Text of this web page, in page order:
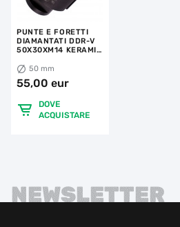
PUNTE E FORETTI
DIAMANTATI DDR-V
50X30XM14 KERAMIK
50 mm
55,00 eur
DOVE
ACQUISTARE
NEWSLETTER